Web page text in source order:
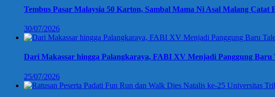
Tembus Pasar Malaysia 50 Karton, Sambal Mama Ni Asal Malang Catat
30/07/2026
Dari Makassar hingga Palangkaraya, FABI XV Menjadi Panggung Baru
25/07/2026